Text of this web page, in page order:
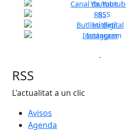
Instagram
Facebook
Canal de Youtube
Butlletí digital
Previous
RSS
L'actualitat a un clic